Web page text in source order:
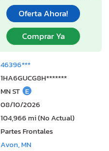
Oferta Ahora!
Comprar Ya
46396***
1HA6GUCG8H*******
MN ST E
08/10/2026
104,966 mi (No Actual)
Partes Frontales
Avon, MN